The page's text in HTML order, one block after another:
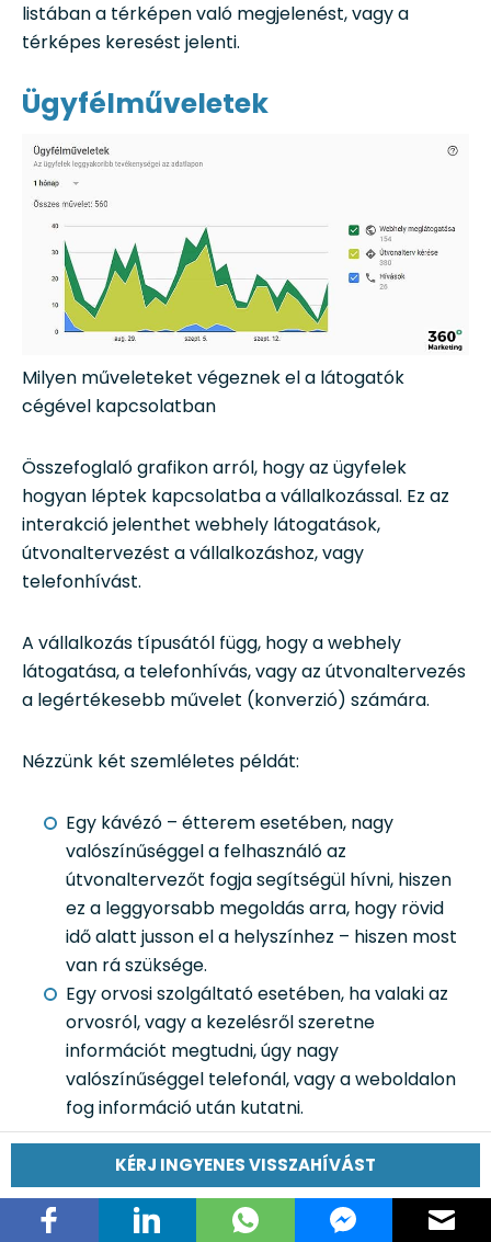
listában a térképen való megjelenést, vagy a
térképes keresést jelenti.
Ügyfélműveletek
Milyen műveleteket végeznek el a látogatók
cégével kapcsolatban
Összefoglaló grafikon arról, hogy az ügyfelek
hogyan léptek kapcsolatba a vállalkozással. Ez az
interakció jelenthet webhely látogatások,
útvonaltervezést a vállalkozáshoz, vagy
telefonhívást.
A vállalkozás típusától függ, hogy a webhely
látogatása, a telefonhívás, vagy az útvonaltervezés
a legértékesebb művelet (konverzió) számára.
Nézzünk két szemléletes példát:
Egy kávézó – étterem esetében, nagy
valószínűséggel a felhasználó az
útvonaltervezőt fogja segítségül hívni, hiszen
ez a leggyorsabb megoldás arra, hogy rövid
idő alatt jusson el a helyszínhez – hiszen most
van rá szüksége.
Egy orvosi szolgáltató esetében, ha valaki az
orvosról, vagy a kezelésről szeretne
információt megtudni, úgy nagy
valószínűséggel telefonál, vagy a weboldalon
fog információ után kutatni.
Autós útvonaltervezés
KÉRJ INGYENES VISSZAHÍVÁST